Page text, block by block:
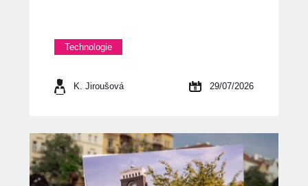
Technologie
K. Jiroušová 29/07/2026